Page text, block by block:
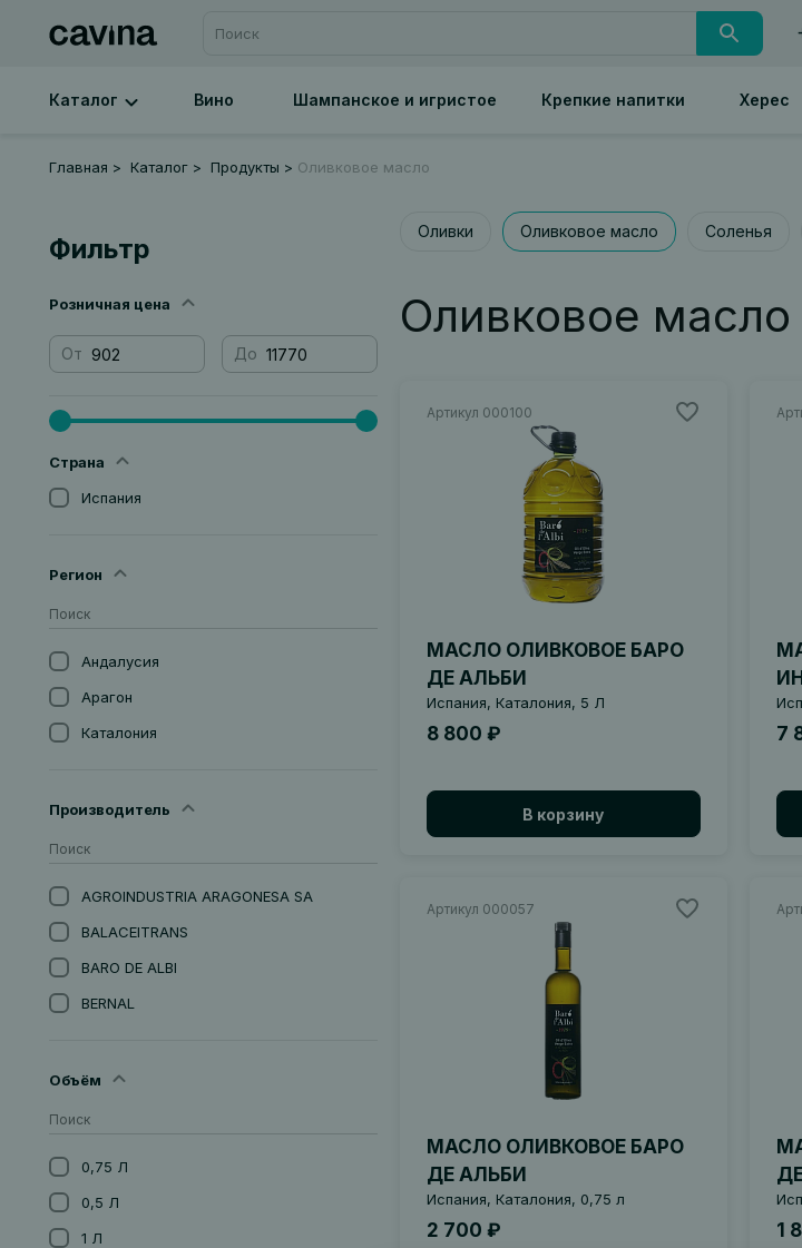
Каталог Вино Шампанское и игристое Крепкие напитки Херес
Главная Каталог Продукты Оливковое масло
Фильтр
Розничная цена
От До
Страна
Испания
Регион
Андалусия
Арагон
Каталония
Производитель
AGROINDUSTRIA ARAGONESA SА
BALACEITRANS
BARO DE ALBI
BERNAL
Объём
0,75 Л
0,5 Л
1 Л
Оливки Оливковое масло Соленья
Оливковое масло
Артикул 000100
МАСЛО ОЛИВКОВОЕ БАРО
ДЕ АЛЬБИ
Испания, Каталония, 5 Л
8 800 ₽
В корзину
7
Артикул 000057
МАСЛО ОЛИВКОВОЕ БАРО
ДЕ АЛЬБИ
Испания, Каталония, 0,75 л
2 700 ₽ 1